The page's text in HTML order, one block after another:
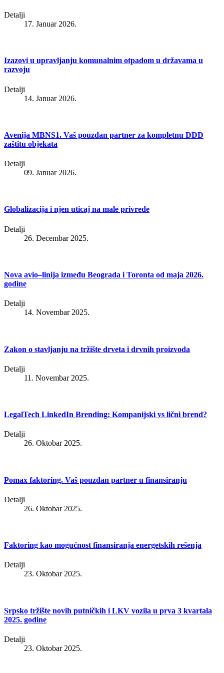
Detalji
17. Januar 2026.
Izazovi u upravljanju komunalnim otpadom u državama u
razvoju
Detalji
14. Januar 2026.
Avenija MBNS1. Vaš pouzdan partner za kompletnu DDD
zaštitu objekata
Detalji
09. Januar 2026.
Globalizacija i njen uticaj na male privrede
Detalji
26. Decembar 2025.
Nova avio–linija između Beograda i Toronta od maja 2026.
godine
Detalji
14. Novembar 2025.
Zakon o stavljanju na tržište drveta i drvnih proizvoda
Detalji
11. Novembar 2025.
LegalTech LinkedIn Brending: Kompanijski vs lični brend?
Detalji
26. Oktobar 2025.
Pomax faktoring. Vaš pouzdan partner u finansiranju
Detalji
26. Oktobar 2025.
Faktoring kao mogućnost finansiranja energetskih rešenja
Detalji
23. Oktobar 2025.
Srpsko tržište novih putničkih i LKV vozila u prva 3 kvartala
2025. godine
Detalji
23. Oktobar 2025.